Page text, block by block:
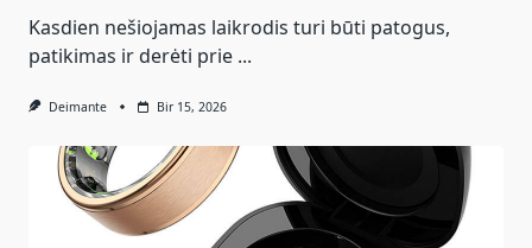
Kasdien nešiojamas laikrodis turi būti patogus,
patikimas ir derėti prie ...
Deimante Bir 15, 2026